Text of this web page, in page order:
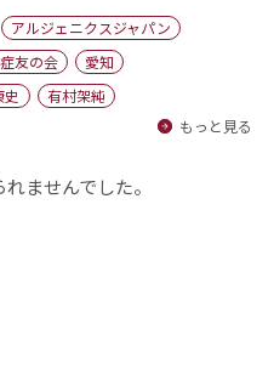
アルジェニクスジャパン
友の会
愛知
有村架純
もっと見る
ませんでした。